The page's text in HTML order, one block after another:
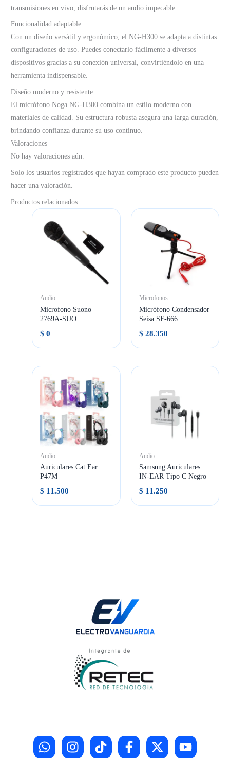
transmisiones en vivo, disfrutarás de un audio impecable.
Funcionalidad adaptable
Con un diseño versátil y ergonómico, el NG-H300 se adapta a distintas
configuraciones de uso. Puedes conectarlo fácilmente a diversos
dispositivos gracias a su conexión universal, convirtiéndolo en una
herramienta indispensable.
Diseño moderno y resistente
El micrófono Noga NG-H300 combina un estilo moderno con
materiales de calidad. Su estructura robusta asegura una larga duración,
brindando confianza durante su uso continuo.
Valoraciones
No hay valoraciones aún.
Solo los usuarios registrados que hayan comprado este producto pueden
hacer una valoración.
Productos relacionados
Audio
Microfono Suono
2769A-SUO
$ 0
Microfonos
Micrófono Condensador
Seisa SF-666
$ 28.350
Audio
Auriculares Cat Ear
P47M
$ 11.500
Audio
Samsung Auriculares
IN-EAR Tipo C Negro
$ 11.250